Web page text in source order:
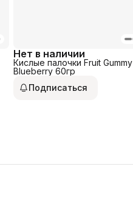
Нет в наличии
Кислые палочки Fruit Gummy
Blueberry 60гр
Подписаться